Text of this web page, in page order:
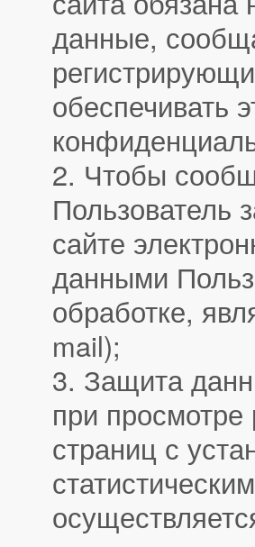
данные,
обеспечивать
2. Чтобы
Пользователь
сайте
данными
обработке,
mail);
3. Защита
при
страниц с